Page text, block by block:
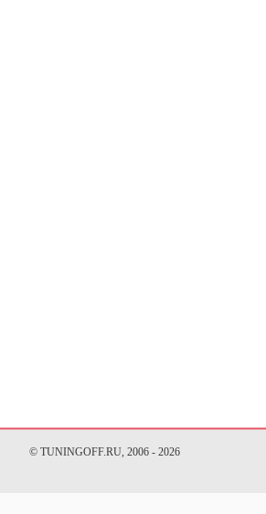
© TUNINGOFF.RU, 2006 - 2026